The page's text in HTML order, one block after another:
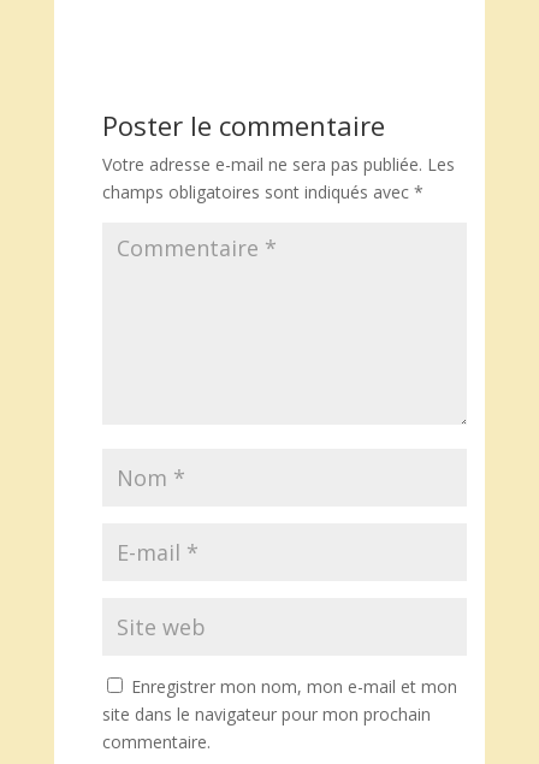
Poster le commentaire
Votre adresse e-mail ne sera pas publiée. Les
champs obligatoires sont indiqués avec *
Enregistrer mon nom, mon e-mail et mon
site dans le navigateur pour mon prochain
commentaire.